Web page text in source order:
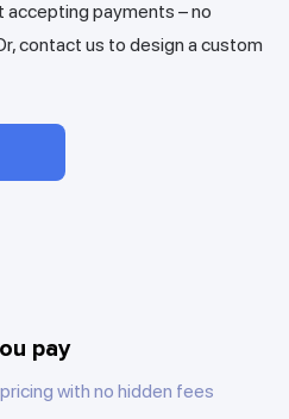
accepting payments – no
contact us to design a custom
pay
with no hidden fees